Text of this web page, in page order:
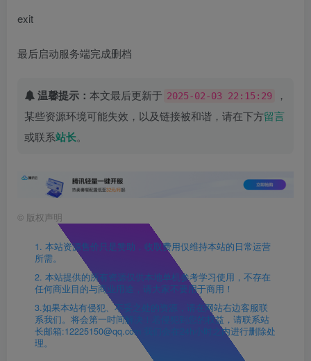
exit
最后启动服务端完成删档
温馨提示： 本文最后更新于 2025-02-03 22:15:29
，
某些资源环境可能失效，以及链接被和谐，请在下方留言
或联系站长。
© 版权声明
1. 本站资源售价只是赞助，收取费用仅维持本站的日常运营
所需。
2. 本站提供的所有资源仅供本地单机参考学习使用，不存在
任何商业目的与商业用途，请大家不要用于商用！
3.如果本站有侵犯、不妥之处的资源，请在网站右边客服联
系我们。将会第一时间解决！若侵犯到您的权益，请联系站
长邮箱:12225150@qq.com 我们会在24h小时之内进行删除处
理。